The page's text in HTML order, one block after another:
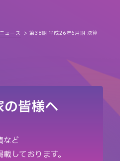
ュース
第38期 平成26年6月期 決算
皆様へ
など
しております。